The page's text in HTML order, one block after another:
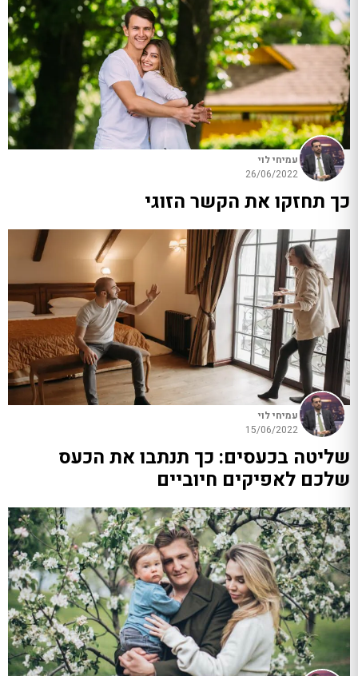
עמיחי לוי
26/06/2022
כך תחזקו את הקשר הזוגי
עמיחי לוי
15/06/2022
שליטה בכעסים: כך תנתבו את הכעס
שלכם לאפיקים חיוביים